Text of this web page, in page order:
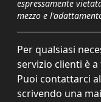
espressamente
mezzo e
Per qualsiasi
servizio clienti è
Puoi contattarci
scrivendo una